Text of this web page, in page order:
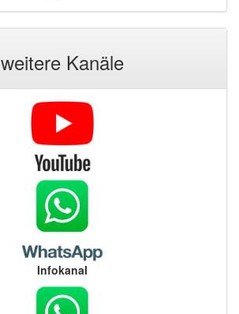
weitere Kanäle
Infokanal